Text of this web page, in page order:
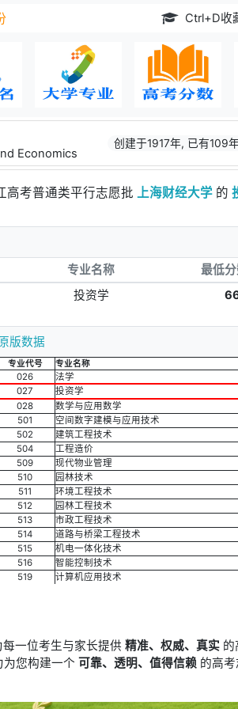
Ctrl+D收
Economics
创建于1917年, 已有109
高考普通类平行志愿批 上海财经大学 的
专业名称 最低
投资学
版数据
专业代号 专业名称
026 法学
027 投资学
028 数学与应用数学
501 空间数字建模与应用技术
502 建筑工程技术
504 工程造价
509 现代物业管理
510 园林技术
511 环境工程技术
512 园林工程技术
513 市政工程技术
514 道路与桥梁工程技术
515 机电一体化技术
516 智能控制技术
519 计算机应用技术
每一位考生与家长提供精准、权威、真实 的
您构建一个 可靠、透明、值得信赖 的高